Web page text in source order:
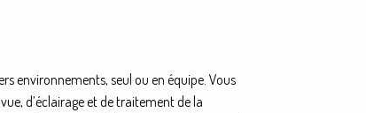
environnements, seul ou en équipe. Vous
d’éclairage et de traitement de la